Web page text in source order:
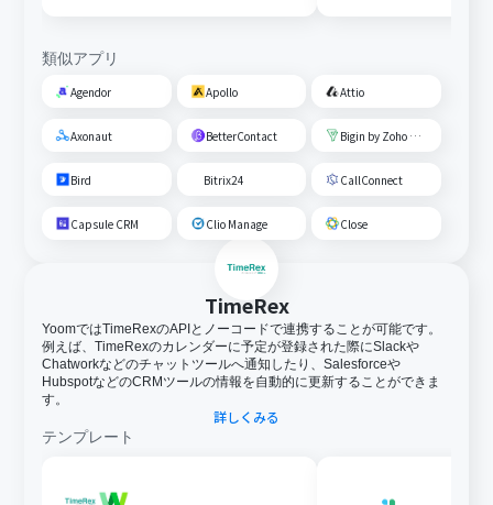
類似アプリ
Agendor Apollo Attio
Axonaut BetterContact Bigin by Zoho CRM
Bird Bitrix24 CallConnect
Capsule CRM Clio Manage Close
TimeRex
YoomではTimeRexのAPIとノーコードで連携することが可能です。
例えば、TimeRexのカレンダーに予定が登録された際にSlackや
Chatworkなどのチャットツールへ通知したり、Salesforceや
HubspotなどのCRMツールの情報を自動的に更新することができま
す。
詳しくみる
テンプレート